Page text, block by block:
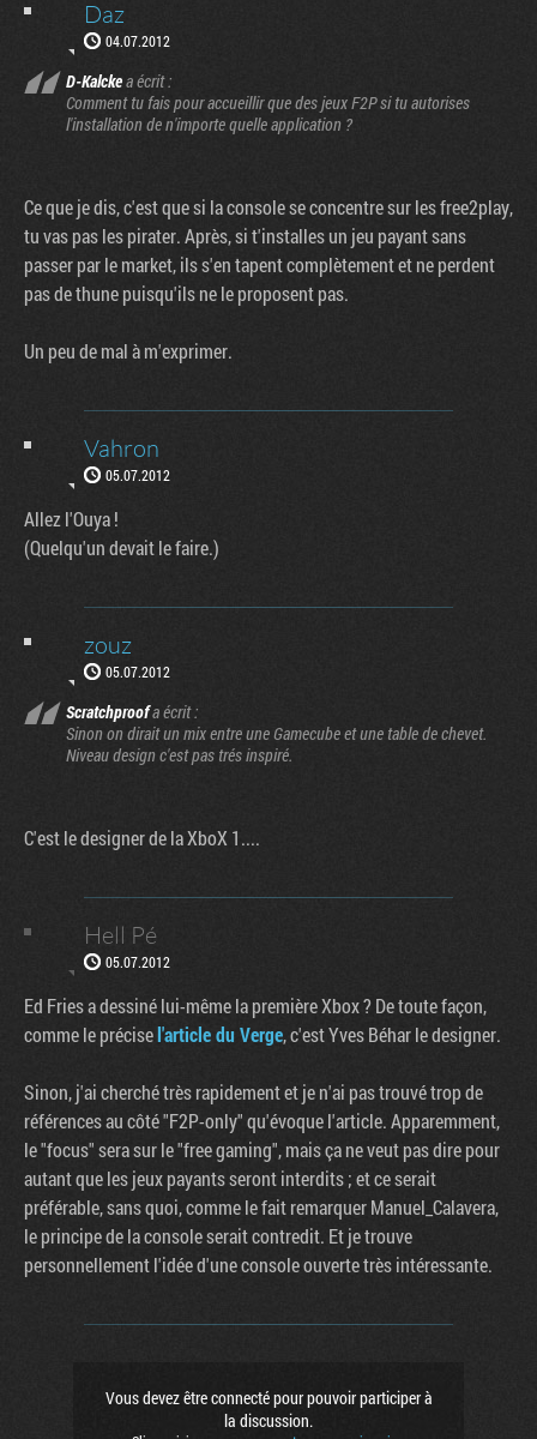
Daz
04.07.2012
D-Kalckea écrit :
Comment tu fais pour accueillir que des jeux F2P si tu autorises
l'installation de n'importe quelle application ?
Ce que je dis, c'est que si la console se concentre sur les free2play,
tu vas pas les pirater. Après, si t'installes un jeu payant sans
passer par le market, ils s'en tapent complètement et ne perdent
pas de thune puisqu'ils ne le proposent pas.
Un peu de mal à m'exprimer.
Vahron
05.07.2012
Allez l'Ouya !
(Quelqu'un devait le faire.)
zouz
05.07.2012
Scratchproofa écrit :
Sinon on dirait un mix entre une Gamecube et une table de chevet.
Niveau design c'est pas trés inspiré.
C'est le designer de la XboX 1....
Hell Pé
05.07.2012
Ed Fries a dessiné lui-même la première Xbox ? De toute façon,
comme le précisel'article du Verge, c'est Yves Béhar le designer.
Sinon, j'ai cherché très rapidement et je n'ai pas trouvé trop de
références au côté "F2P-only" qu'évoque l'article. Apparemment,
le "focus" sera sur le "free gaming", mais ça ne veut pas dire pour
autant que les jeux payants seront interdits ; et ce serait
préférable, sans quoi, comme le fait remarquer Manuel_Calavera,
le principe de la console serait contredit. Et je trouve
personnellement l'idée d'une console ouverte très intéressante.
Vous devez être connecté pour pouvoir participer à
la discussion.